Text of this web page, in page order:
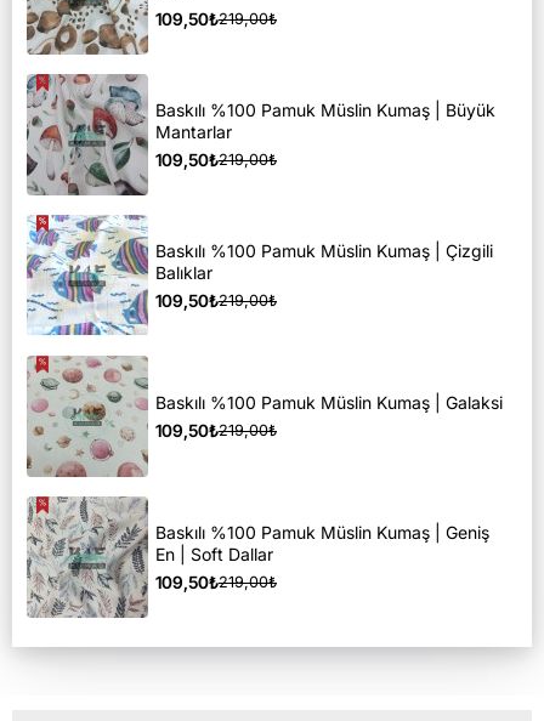
109,50₺219,00₺
Baskılı %100 Pamuk Müslin Kumaş | Büyük
Mantarlar
109,50₺219,00₺
Baskılı %100 Pamuk Müslin Kumaş | Çizgili
Balıklar
109,50₺219,00₺
Baskılı %100 Pamuk Müslin Kumaş | Galaksi
109,50₺219,00₺
Baskılı %100 Pamuk Müslin Kumaş | Geniş
En | Soft Dallar
109,50₺219,00₺